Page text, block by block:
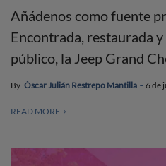
Añádenos como fuente
Encontrada, restaurada
público, la Jeep Grand
By Óscar Julián Restrepo Mantilla 6 de
READ MORE